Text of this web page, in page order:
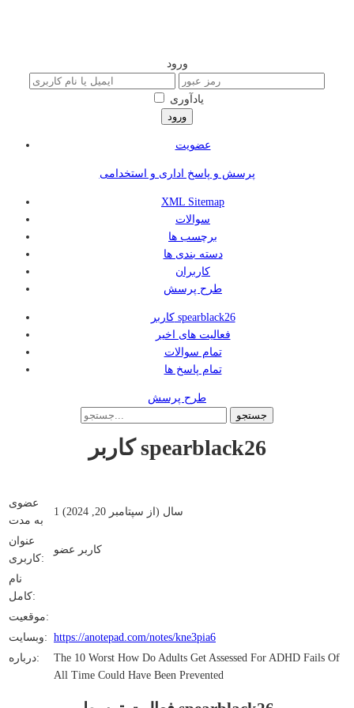
ورود
یادآوری
عضویت
پرسش و پاسخ اداری و استخدامی
XML Sitemap
سوالات
برچسب ها
دسته بندی ها
کاربران
طرح پرسش
کاربر spearblack26
فعالیت های اخیر
تمام سوالات
تمام پاسخ ها
طرح پرسش
کاربر spearblack26
عضوی
به مدت
1 سال (از سپتامبر 20, 2024)
عنوان
کاربری:
کاربر عضو
نام
کامل:
موقعیت:
وبسایت: https://anotepad.com/notes/kne3pia6
درباره:
The 10 Worst How Do Adults Get Assessed For ADHD Fails Of
All Time Could Have Been Prevented